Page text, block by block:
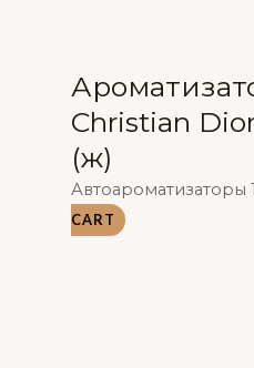
Christian
(ж)
Автоароматизаторы
CART